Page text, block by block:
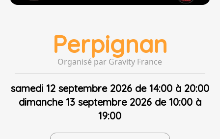
Perpignan
Organisé par Gravity France
samedi 12 septembre 2026 de 14:00 à 20:00
dimanche 13 septembre 2026 de 10:00 à
19:00